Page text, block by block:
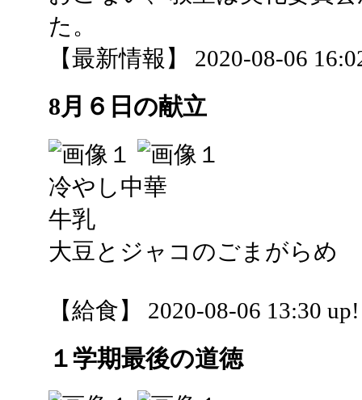
た。
【最新情報】 2020-08-06
8月６日の献立
冷やし中華
牛乳
大豆とジャコのごまがらめ
【給食】 2020-08-06 13:30 up!
１学期最後の道徳